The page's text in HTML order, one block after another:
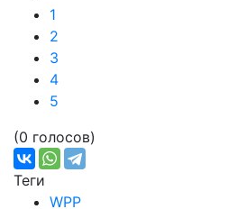
1
2
3
4
5
(0 голосов)
Теги
WPP